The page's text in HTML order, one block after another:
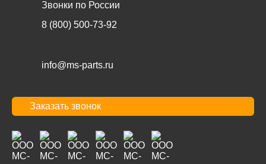
Звонки по России
8 (800) 500-73-92
info@ms-parts.ru
Заказать звонок